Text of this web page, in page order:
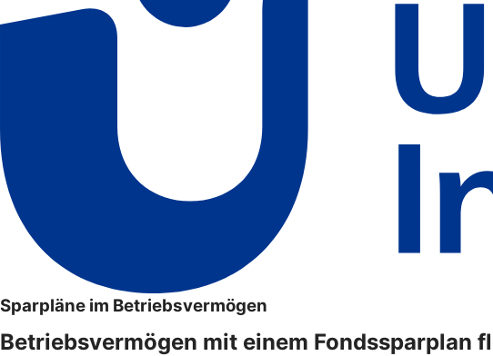
Sparpläne im Betriebsvermögen
Betriebsvermögen mit einem Fondssparplan